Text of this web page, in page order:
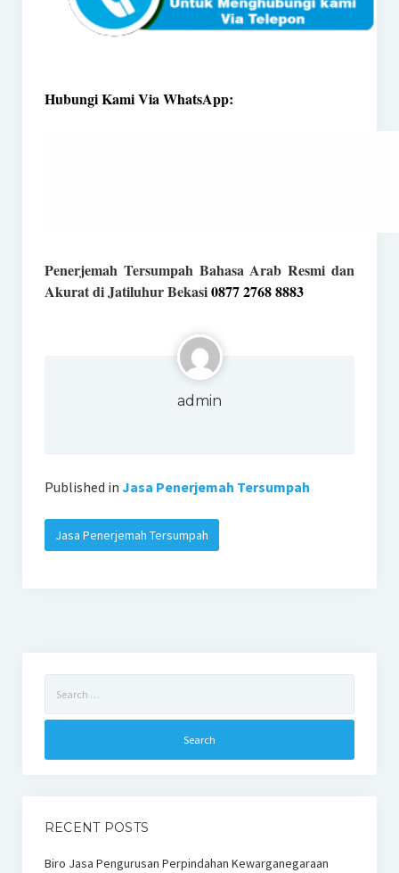
Hubungi Kami Via WhatsApp:
Penerjemah Tersumpah Bahasa Arab Resmi dan
Akurat di Jatiluhur Bekasi0877 2768 8883
admin
Published in Jasa Penerjemah Tersumpah
Jasa Penerjemah Tersumpah
for:
RECENT POSTS
Biro Jasa Pengurusan Perpindahan Kewarganegaraan